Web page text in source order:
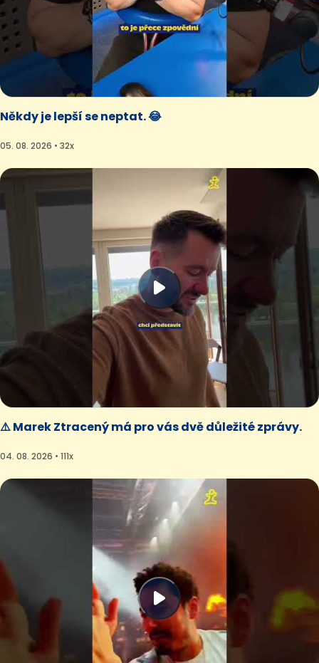
Někdy je lepší se neptat. 😂
05. 08. 2026 • 32x
⚠️ Marek Ztracený má pro vás dvě důležité zprávy.
04. 08. 2026 • 111x